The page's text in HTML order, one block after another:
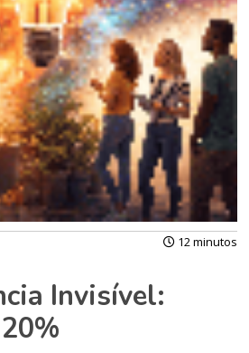
12 minutos
Invisível: